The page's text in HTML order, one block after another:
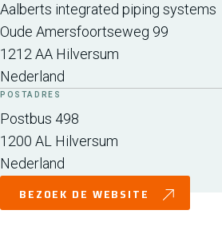
Aalberts integrated piping systems
Oude Amersfoortseweg 99
1212 AA Hilversum
Nederland
POSTADRES
Postbus 498
1200 AL Hilversum
Nederland
BEZOEK DE WEBSITE